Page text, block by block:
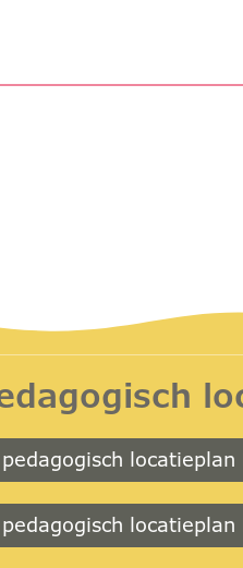
pedagogisch locatieplan
pedagogisch locatieplan